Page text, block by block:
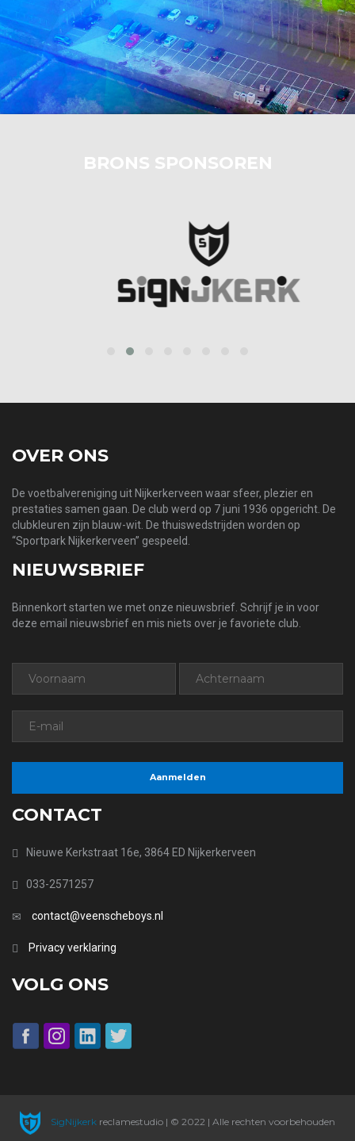
BRONS SPONSOREN
OVER ONS
De voetbalvereniging uit Nijkerkerveen waar sfeer, plezier en
prestaties samen gaan. De club werd op 7 juni 1936 opgericht. De
clubkleuren zijn blauw-wit. De thuiswedstrijden worden op
“Sportpark Nijkerkerveen” gespeeld.
NIEUWSBRIEF
Binnenkort starten we met onze nieuwsbrief. Schrijf je in voor
deze email nieuwsbrief en mis niets over je favoriete club.
CONTACT
Nieuwe Kerkstraat 16e, 3864 ED Nijkerkerveen
033-2571257
contact@veenscheboys.nl
Privacy verklaring
VOLG ONS
SigNijkerkreclamestudio | © 2022 | Alle rechten voorbehouden